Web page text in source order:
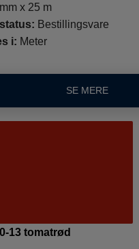
x 25 m
Bestillingsvare
i: Meter
SE MERE
13 tomatrød